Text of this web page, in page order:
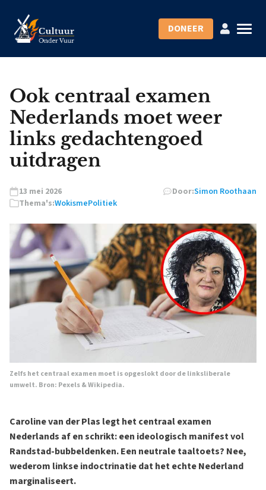
DONEER
Ook centraal examen
Nederlands moet weer
links gedachtengoed
uitdragen
13 mei 2026 Door:Simon Roothaan
Thema's:WokismePolitiek
Zelfs het centraal examen moet is opgeslokt door de linksliberale
umwelt. Bron: Pexels&Wikipedia.
Caroline van der Plas legt het centraal examen
Nederlands af en schrikt: een ideologisch manifest vol
Randstad-bubbeldenken. Een neutrale taaltoets? Nee,
wederom linkse indoctrinatie dat het echte Nederland
marginaliseert.